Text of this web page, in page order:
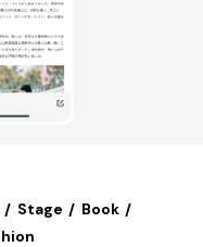
Stage
Book